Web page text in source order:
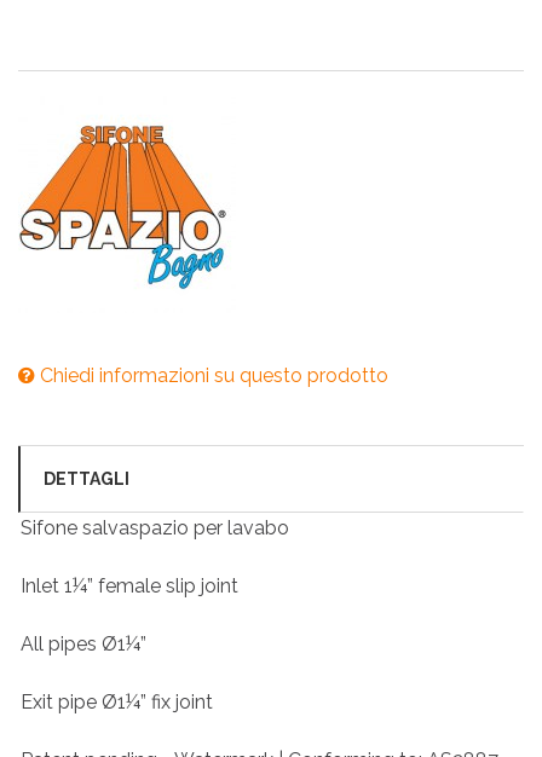
Chiedi informazioni su questo prodotto
DETTAGLI
Sifone salvaspazio per lavabo
Inlet 1¼” female slip joint
All pipes Ø1¼”
Exit pipe Ø1¼” fix joint